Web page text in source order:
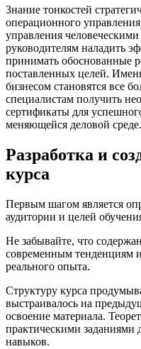
Знание тонкостей
операционного
управления
руководителям наладить
принимать обоснованные
поставленных целей.
бизнесом становятся все
специалистам получить
сертификаты для
меняющейся деловой среде.
Разработка и
курса
Первым шагом является
аудитории и целей
Не забывайте, что
современным тенденциям
реального опыта.
Структуру курса
выстраивалось на
освоение материала.
практическими заданиями
навыков.